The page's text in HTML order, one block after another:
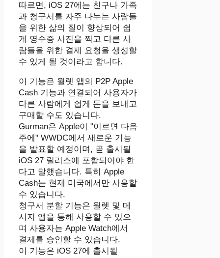
따르면, iOS 27에는 친구나 가족
과 청구서를 자주 나누는 사람들
을 위한 삶의 질이 향상되어 쉽
게 영수증 사진을 찍고 다른 사
람들을 위한 결제 요청을 생성할
수 있게 될 것이라고 합니다.
이 기능은 월렛 앱의 P2P Apple
Cash 기능과 연결되어 사용자가
다른 사람에게 쉽게 돈을 보내고
구매할 수도 있습니다.
Gurman은 Apple이 "이르면 다음
주에" WWDC에서 새로운 기능
을 발표할 예정이며, 곧 출시될
iOS 27 릴리스에 포함되어야 한
다고 말했습니다. 특히 Apple
Cash는 현재 미국에서만 사용할
수 있습니다.
청구서 분할 기능은 월렛 및 메
시지 앱을 통해 사용할 수 있으
며 사용자는 Apple Watch에서
결제를 승인할 수 있습니다.
이 기능은 iOS 27에 출시될